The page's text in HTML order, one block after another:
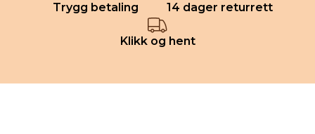
Trygg betaling 14 dager returrett
Klikk og hent